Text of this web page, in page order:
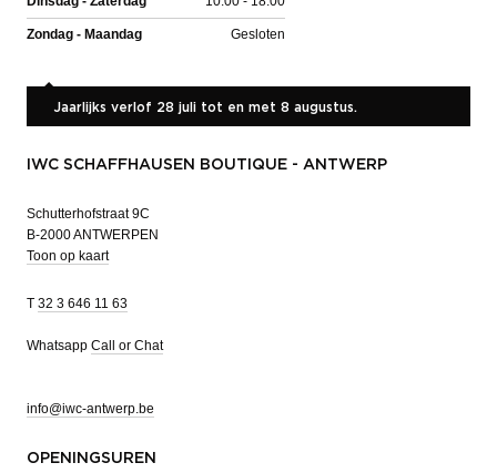
Zondag - Maandag Gesloten
Jaarlijks verlof 28 juli tot en met 8 augustus.
IWC SCHAFFHAUSEN BOUTIQUE - ANTWERP
Schutterhofstraat 9C
B-2000 ANTWERPEN
Toon op kaart
T 32 3 646 11 63
Whatsapp Call or Chat
info@iwc-antwerp.be
OPENINGSUREN